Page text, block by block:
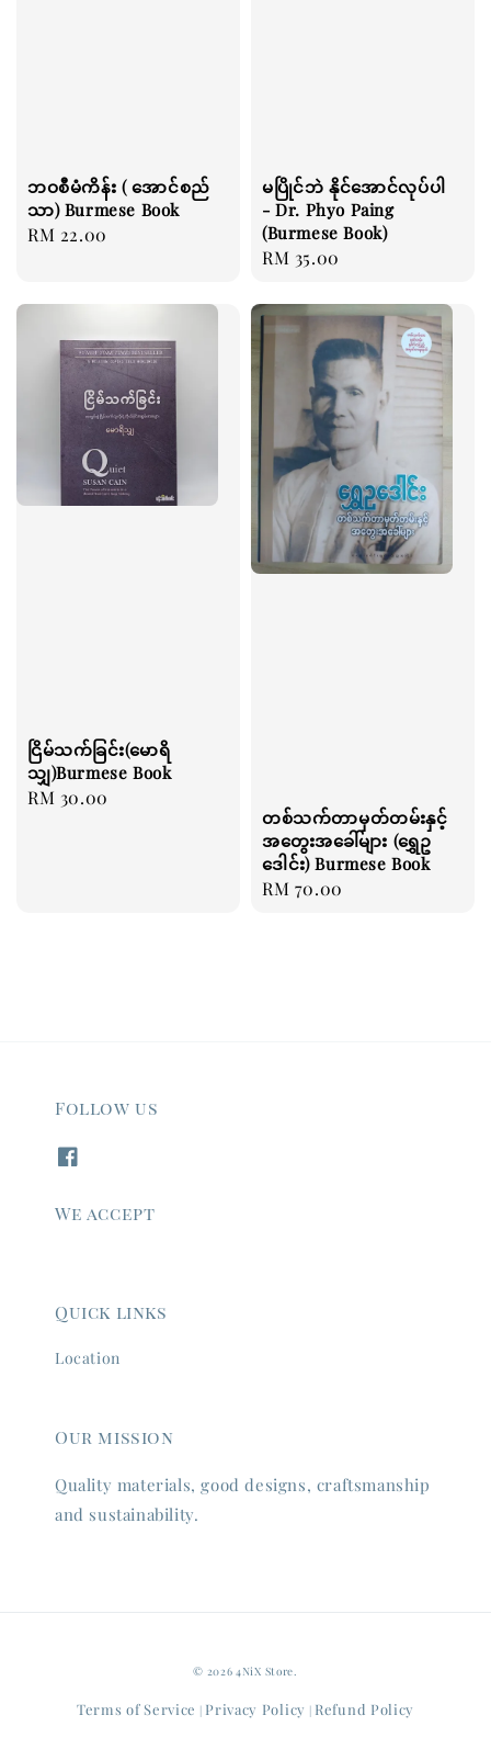
ဘဝစီမံကိန်း ( အောင်စည်
သာ) Burmese Book
Regular
RM 22.00
မပြိုင်ဘဲ နိုင်အောင်လုပ်ပါ
- Dr. Phyo Paing
(Burmese Book)
Regular
RM 35.00
ငြိမ်သက်ခြင်း(မောရိ
သျှ)Burmese Book
Regular
RM 30.00
တစ်သက်တာမှတ်တမ်းနှင့်
အတွေးအခေါ်များ (ရွှေဥ
ဒေါင်း) Burmese Book
Regular
RM 70.00
Follow us
We accept
Quick links
Location
Our mission
Quality materials, good designs, craftsmanship
and sustainability.
© 2026 4NiX Store.
Terms of Service Privacy Policy Refund Policy